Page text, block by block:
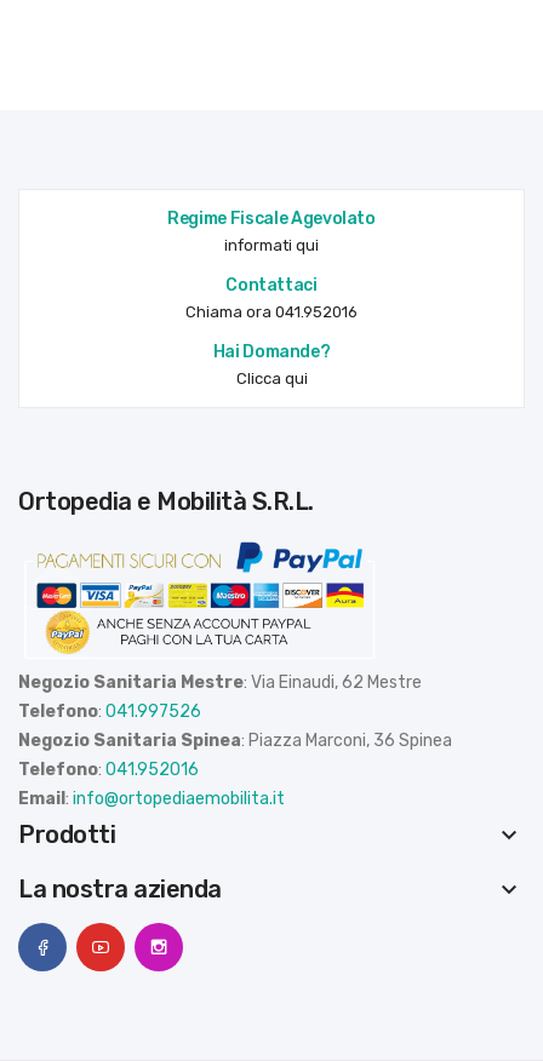
Regime Fiscale Agevolato
informati qui
Contattaci
Chiama ora 041.952016
Hai Domande?
Clicca qui
Ortopedia e Mobilità S.R.L.
Negozio Sanitaria Mestre: Via Einaudi, 62 Mestre
Telefono: 041.997526
Negozio Sanitaria Spinea: Piazza Marconi, 36 Spinea
Telefono: 041.952016
Email : info@ortopediaemobilita.it
Prodotti
keyboard_arrow_down
La nostra azienda
keyboard_arrow_down